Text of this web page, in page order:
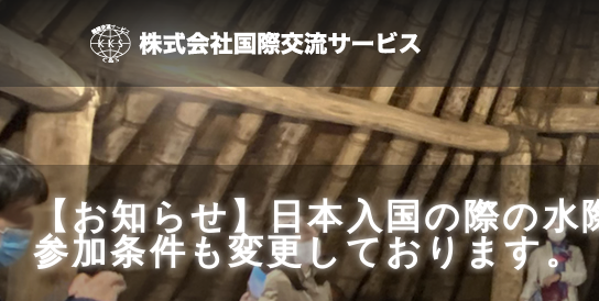
【お知らせ】日本入国の際の
参加条件も変更しております。